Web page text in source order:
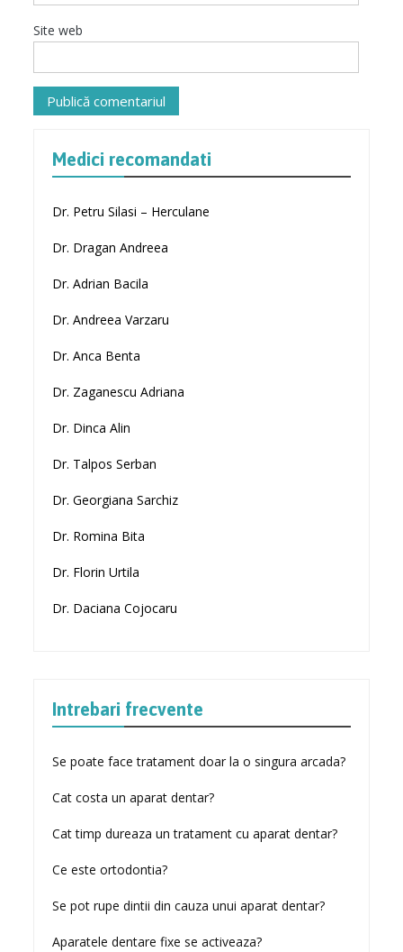
Site web
Medici recomandati
Dr. Petru Silasi – Herculane
Dr. Dragan Andreea
Dr. Adrian Bacila
Dr. Andreea Varzaru
Dr. Anca Benta
Dr. Zaganescu Adriana
Dr. Dinca Alin
Dr. Talpos Serban
Dr. Georgiana Sarchiz
Dr. Romina Bita
Dr. Florin Urtila
Dr. Daciana Cojocaru
Intrebari frecvente
Se poate face tratament doar la o singura arcada?
Cat costa un aparat dentar?
Cat timp dureaza un tratament cu aparat dentar?
Ce este ortodontia?
Se pot rupe dintii din cauza unui aparat dentar?
Aparatele dentare fixe se activeaza?